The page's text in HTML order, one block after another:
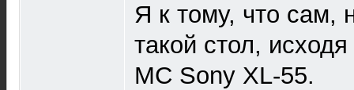
Я к тому, что сам,
такой стол,
МС Sony XL-55.